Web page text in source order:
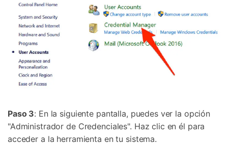
Paso 3: En la siguiente pantalla, puedes ver la opción
"Administrador de Credenciales". Haz clic en él para
acceder a la herramienta en tu sistema.